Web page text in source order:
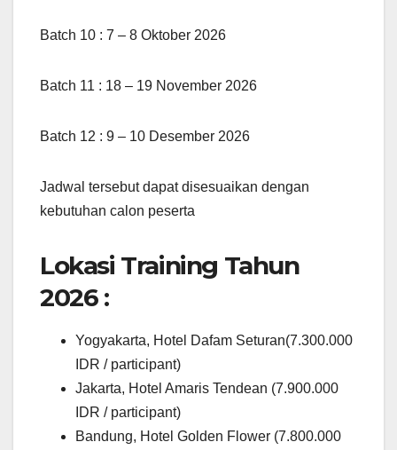
Batch 10 : 7 – 8 Oktober 2026
Batch 11 : 18 – 19 November 2026
Batch 12 : 9 – 10 Desember 2026
Jadwal tersebut dapat disesuaikan dengan
kebutuhan calon peserta
Lokasi Training Tahun
2026 :
Yogyakarta, Hotel Dafam Seturan(7.300.000
IDR / participant)
Jakarta, Hotel Amaris Tendean (7.900.000
IDR / participant)
Bandung, Hotel Golden Flower (7.800.000